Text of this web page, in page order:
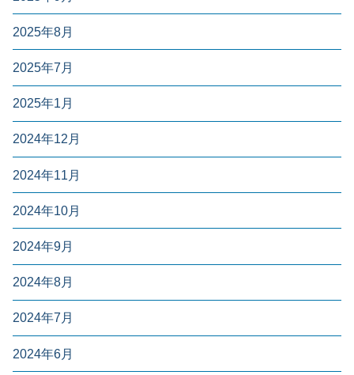
2025年8月
2025年7月
2025年1月
2024年12月
2024年11月
2024年10月
2024年9月
2024年8月
2024年7月
2024年6月